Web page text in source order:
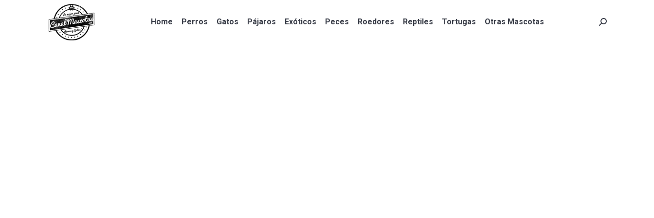
Home Perros Gatos Pájaros Exóticos Peces Roedores Reptiles Tortugas Otras Mascotas Search:
Home Perros Gatos Pájaros Exóticos Peces Roedores Reptiles Tortugas Otras Mascotas Search: